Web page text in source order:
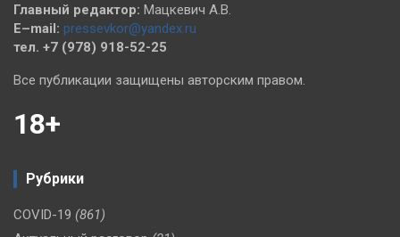
Главный редактор: Мацкевич А.В.
E–mail: pressevkor@yandex.ru
тел. +7 (978) 918-52-25
Все публикации защищены авторским правом.
18+
Рубрики
COVID-19 (861)